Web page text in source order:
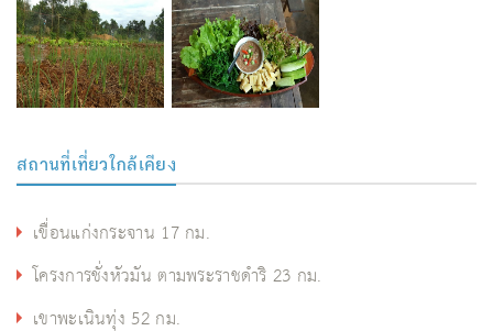
สถานที่เที่ยวใกล้เคียง
เขื่อนแก่งกระจาน 17 กม.
โครงการชั่งหัวมัน ตามพระราชดำริ 23 กม.
เขาพะเนินทุ่ง 52 กม.